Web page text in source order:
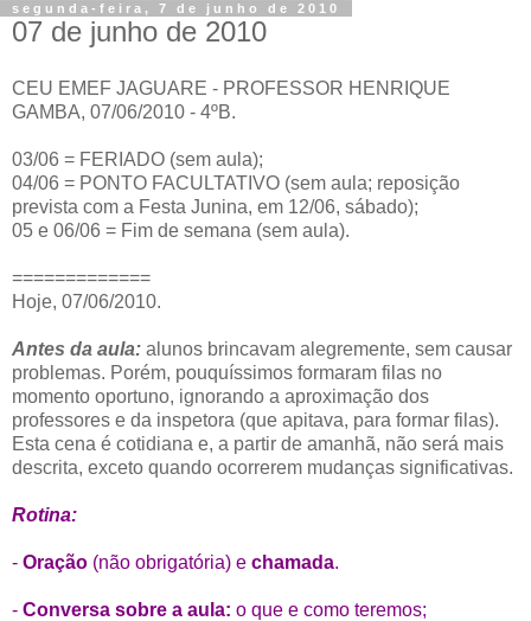
segunda-feira, 7 de junho de 2010
07 de junho de 2010
CEU EMEF JAGUARE - PROFESSOR HENRIQUE
GAMBA, 07/06/2010 - 4ºB.
03/06 = FERIADO (sem aula);
04/06 = PONTO FACULTATIVO (sem aula; reposição
prevista com a Festa Junina, em 12/06, sábado);
05 e 06/06 = Fim de semana (sem aula).
=============
Hoje, 07/06/2010.
Antes da aula: alunos brincavam alegremente, sem causar
problemas. Porém, pouquíssimos formaram filas no
momento oportuno, ignorando a aproximação dos
professores e da inspetora (que apitava, para formar filas).
Esta cena é cotidiana e, a partir de amanhã, não será mais
descrita, exceto quando ocorrerem mudanças significativas.
Rotina:
- Oração (não obrigatória) e chamada.
- Conversa sobre a aula: o que e como teremos;